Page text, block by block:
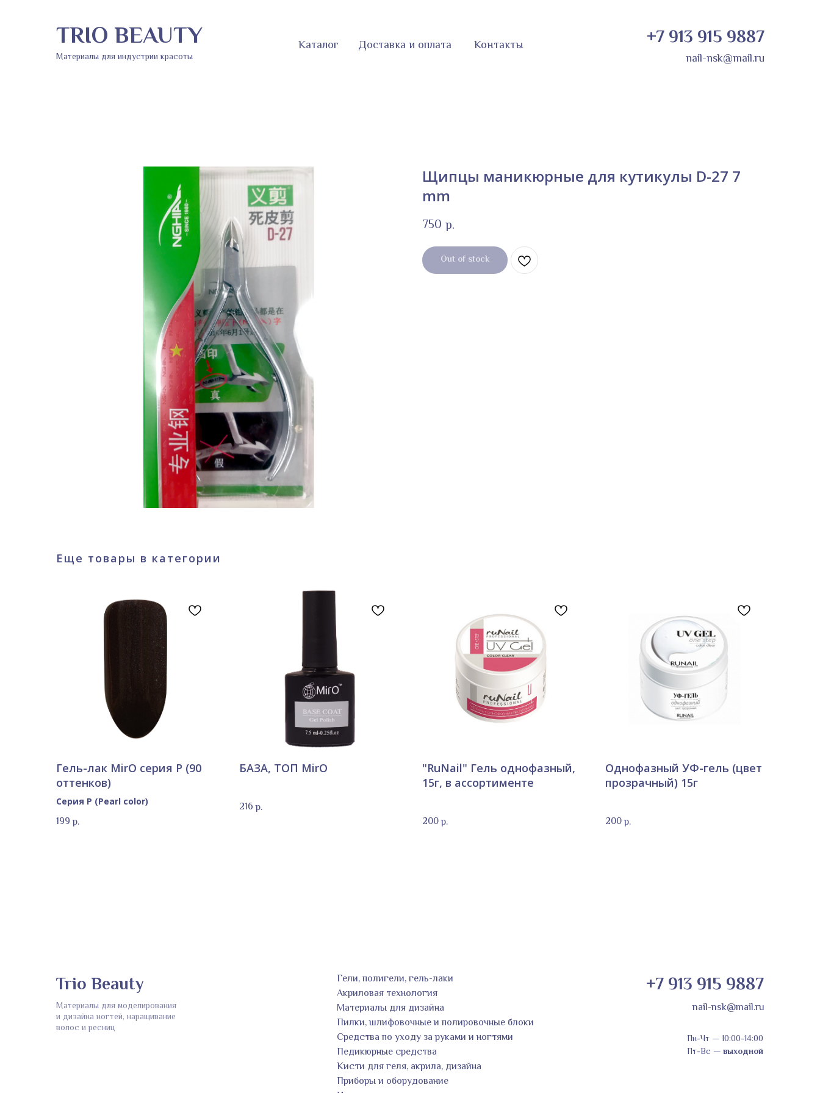
Контакты
Доставка и оплата
Каталог
TRIO BEAUTY
nail-nsk@mail.ru
Материалы для индустрии красоты
+7 913 915 9887
Щипцы маникюрные для кутикулы D-27 7
mm
750 р.
Out of stock
Еще товары в категории
Гель-лак MirO серия P (90
оттенков)
Серия P (Pearl color)
199 р.
БАЗА, ТОП MirO
216 р.
"RuNail" Гель однофазный,
15г, в ассортименте
200р.
Однофазный УФ-гель (цвет
прозрачный) 15г
200р.
+7 913 915 9887
Гели, полигели, гель-лаки
Акриловая технология
Материалы для дизайна
Пилки, шлифовочные и полировочные блоки
Средства по уходу за руками и ногтями
Педикюрные средства
Кисти для геля, акрила, дизайна
Приборы и оборудование
Материалы для моделирования
и дизайна ногтей, наращивание
волос и ресниц
Trio Beauty
Пн-Чт —10:00-14:00
Пт-Вс —выходной
nail-nsk@mail.ru